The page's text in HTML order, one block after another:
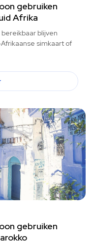
gebruiken
Afrika
blijven
simkaart of
gebruiken